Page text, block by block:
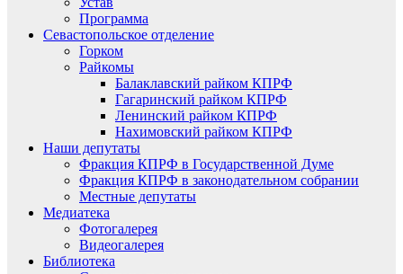
Программа
Севастопольское отделение
Горком
Райкомы
Балаклавский райком КПРФ
Гагаринский райком КПРФ
Ленинский райком КПРФ
Нахимовский райком КПРФ
Наши депутаты
Фракция КПРФ в Государственной Думе
Фракция КПРФ в законодательном собрании
Местные депутаты
Медиатека
Фотогалерея
Видеогалерея
Библиотека